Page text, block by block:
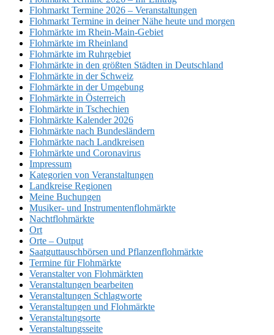
Flohmarkt Termine 2026 – Veranstaltungen
Flohmarkt Termine in deiner Nähe heute und morgen
Flohmärkte im Rhein-Main-Gebiet
Flohmärkte im Rheinland
Flohmärkte im Ruhrgebiet
Flohmärkte in den größten Städten in Deutschland
Flohmärkte in der Schweiz
Flohmärkte in der Umgebung
Flohmärkte in Österreich
Flohmärkte in Tschechien
Flohmärkte Kalender 2026
Flohmärkte nach Bundesländern
Flohmärkte nach Landkreisen
Flohmärkte und Coronavirus
Impressum
Kategorien von Veranstaltungen
Landkreise Regionen
Meine Buchungen
Musiker- und Instrumentenflohmärkte
Nachtflohmärkte
Ort
Orte – Output
Saatguttauschbörsen und Pflanzenflohmärkte
Termine für Flohmärkte
Veranstalter von Flohmärkten
Veranstaltungen bearbeiten
Veranstaltungen Schlagworte
Veranstaltungen und Flohmärkte
Veranstaltungsorte
Veranstaltungsseite